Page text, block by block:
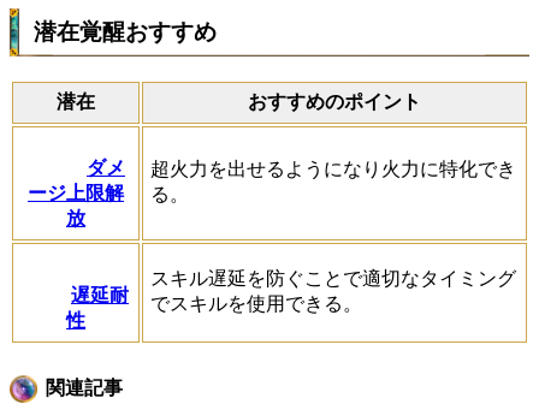
潜在覚醒おすすめ
潜在 おすすめのポイント
ダメ
ージ上限解
放
超火力を出せるようになり火力に特化でき
る。
遅延耐
性
スキル遅延を防ぐことで適切なタイミング
でスキルを使用できる。
関連記事